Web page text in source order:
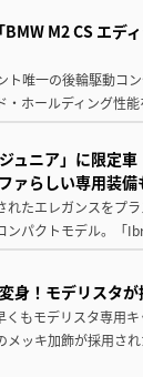
M2 CS エデ
ト唯一の後輪駆動コ
・ホールディング性
ュニア」に限定
ァらしい専用装備
れたエレガンスをプ
ンパクトモデル。「
身！モデリスタ
くもモデリスタ専用
メッキ加飾が採用さ